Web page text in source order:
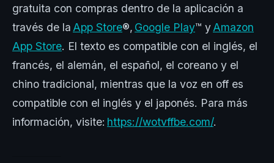
gratuita con compras dentro de la aplicación a
través de la App Store®, Google Play™ yAmazon
App Store. El texto es compatible con el inglés, el
francés, el alemán, el español, el coreano y el
chino tradicional, mientras que la voz en off es
compatible con el inglés y el japonés. Para más
información, visite: https://wotvffbe.com/.